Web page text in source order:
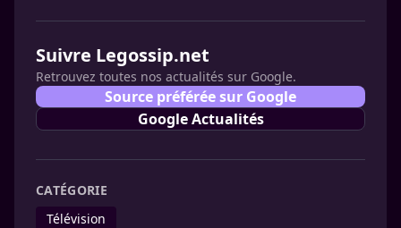
Suivre Legossip.net
Retrouvez toutes nos actualités sur Google.
Source préférée sur Google
Google Actualités
CATÉGORIE
Télévision